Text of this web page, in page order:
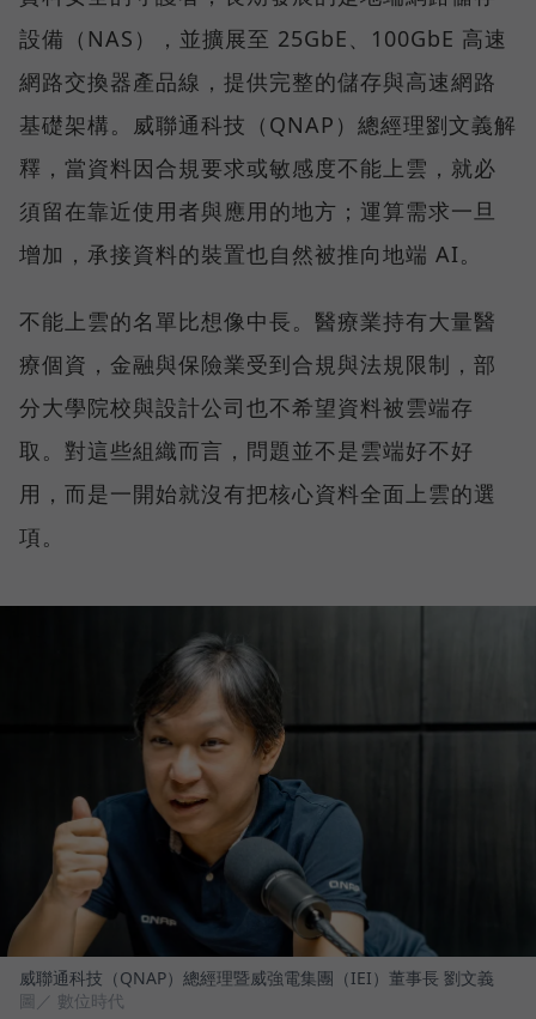
設備（NAS），並擴展至 25GbE、100GbE 高速
網路交換器產品線，提供完整的儲存與高速網路
基礎架構。威聯通科技（QNAP）總經理劉文義解
釋，當資料因合規要求或敏感度不能上雲，就必
須留在靠近使用者與應用的地方；運算需求一旦
增加，承接資料的裝置也自然被推向地端 AI。
不能上雲的名單比想像中長。醫療業持有大量醫
療個資，金融與保險業受到合規與法規限制，部
分大學院校與設計公司也不希望資料被雲端存
取。對這些組織而言，問題並不是雲端好不好
用，而是一開始就沒有把核心資料全面上雲的選
項。
威聯通科技（QNAP）總經理暨威強電集團（IEI）董事長 劉文義
圖／ 數位時代